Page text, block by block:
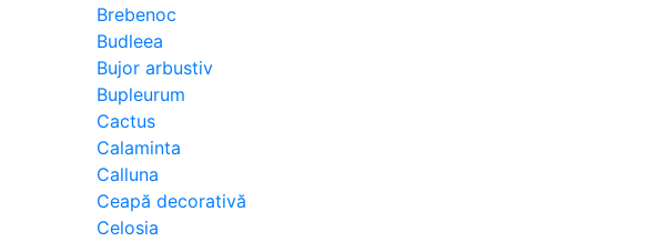
Brebenoc
Budleea
Bujor arbustiv
Bupleurum
Cactus
Calaminta
Calluna
Ceapă decorativă
Celosia